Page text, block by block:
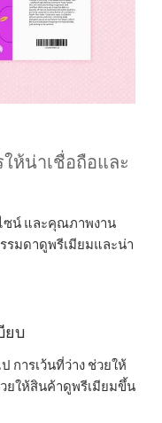
ห้น่าเชื่อถือและ
ซน์ และคุณภาพงาน
มดาดูพรีเมียมและน่า
ยบ
การเว้นที่ว่าง ช่วยให้
ยให้สินค้าดูพรีเมียมขึ้น